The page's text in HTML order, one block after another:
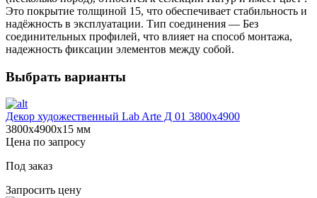
Это покрытие толщиной 15, что обеспечивает стабильность и
надёжность в эксплуатации. Тип соединения — Без
соединительных профилей, что влияет на способ монтажа,
надежность фиксации элементов между собой.
Выбрать варианты
Декор художественный Lab Arte Д 01 3800х4900
3800х4900х15 мм
Цена по запросу
Под заказ
Запросить цену